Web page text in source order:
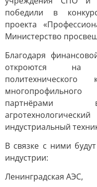
победили в
проекта
Министерство
Благодаря
откроются на
партнёрами
индустриальный
В связке с ними
индустрии:
Ленинградская АЭС,